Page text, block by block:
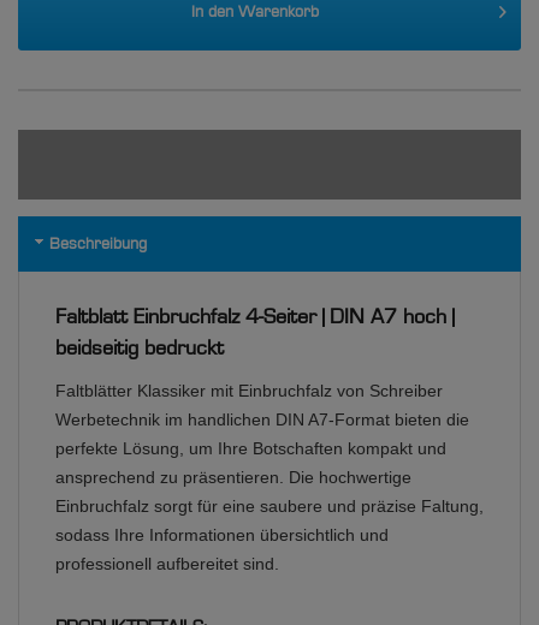
In den Warenkorb
Beschreibung
Faltblatt Einbruchfalz 4-Seiter | DIN A7 hoch |
beidseitig bedruckt
Faltblätter Klassiker mit Einbruchfalz von Schreiber
Werbetechnik im handlichen DIN A7-Format bieten die
perfekte Lösung, um Ihre Botschaften kompakt und
ansprechend zu präsentieren. Die hochwertige
Einbruchfalz sorgt für eine saubere und präzise Faltung,
sodass Ihre Informationen übersichtlich und
professionell aufbereitet sind.